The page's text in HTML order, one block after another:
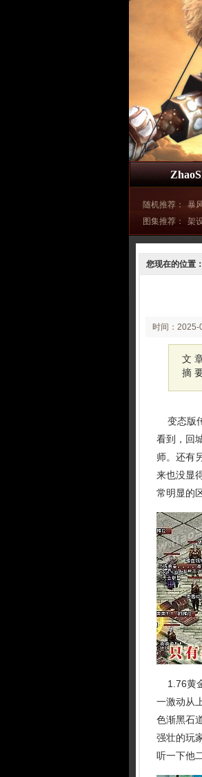
随机推荐： 暴
图集推荐：
架
您现在的位置：
时间：2025-
02:26:50
文
摘
变态版
看到，回
师。还有
来也没显
常明显的
1.76黄
一激动从
色渐黑石
强壮的玩
听一下他